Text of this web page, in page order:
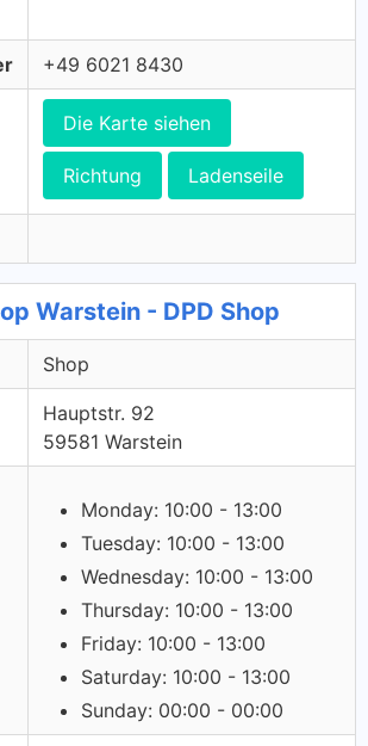
+49 6021 8430
Die Karte siehen
Richtung Ladenseile
Warstein - DPD Shop
Shop
Hauptstr. 92
59581 Warstein
Monday: 10:00 - 13:00
Tuesday: 10:00 - 13:00
Wednesday: 10:00 - 13:00
Thursday: 10:00 - 13:00
Friday: 10:00 - 13:00
Saturday: 10:00 - 13:00
Sunday: 00:00 - 00:00